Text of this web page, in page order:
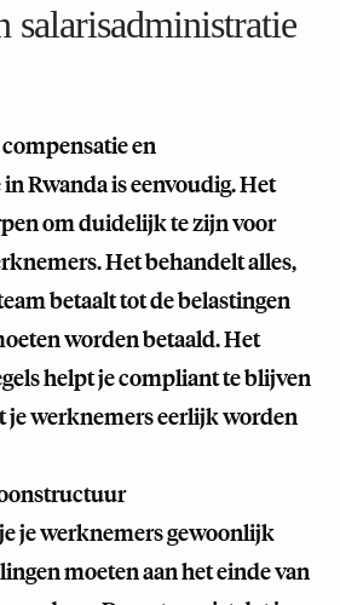
salarisadministratie
en
Rwanda is eenvoudig. Het
om duidelijk te zijn voor
Het behandelt alles,
betaalt tot de belastingen
worden betaald. Het
helpt je compliant te blijven
je werknemers eerlijk worden
je werknemers gewoonlijk
moeten aan het einde van